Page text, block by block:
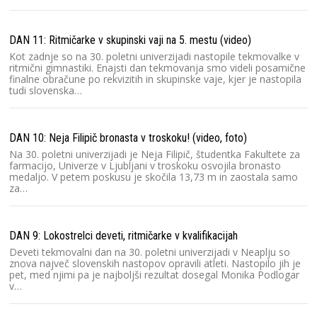
DAN 11: Ritmičarke v skupinski vaji na 5. mestu (video)
Kot zadnje so na 30. poletni univerzijadi nastopile tekmovalke v
ritmični gimnastiki. Enajsti dan tekmovanja smo videli posamične
finalne obračune po rekvizitih in skupinske vaje, kjer je nastopila
tudi slovenska…
DAN 10: Neja Filipič bronasta v troskoku! (video, foto)
Na 30. poletni univerzijadi je Neja Filipič, študentka Fakultete za
farmacijo, Univerze v Ljubljani v troskoku osvojila bronasto
medaljo. V petem poskusu je skočila 13,73 m in zaostala samo
za…
DAN 9: Lokostrelci deveti, ritmičarke v kvalifikacijah
Deveti tekmovalni dan na 30. poletni univerzijadi v Neaplju so
znova največ slovenskih nastopov opravili atleti. Nastopilo jih je
pet, med njimi pa je najboljši rezultat dosegal Monika Podlogar
v…